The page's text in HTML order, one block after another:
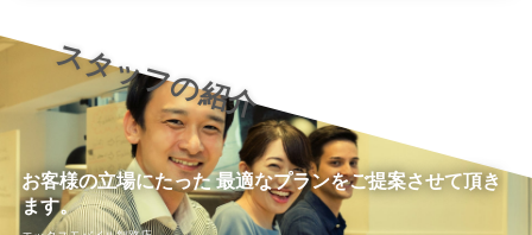
お客様の立場にたった 最適なプランをご提案させて頂き
ます。
スタッフの紹介